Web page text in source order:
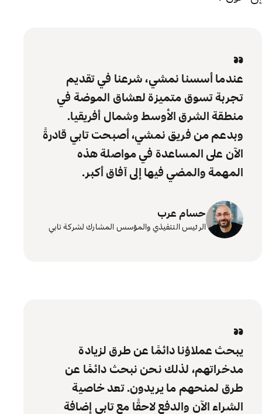
“
عندما أسسنا نمشي، شرعنا في تقديم
تجربة تسوق متميزة لعشاق الموضة في
منطقة الشرق الأوسط وشمال أفريقيا.
وبدعم من فريق نمشي، أصبحت تابي قادرةً
الآن على المساعدة في مواصلة هذه
المهمة والمضي فيها إلى آفاق أكبر.
حسام عرب
الرئيس التنفيذي والمؤسس المشارك لشركة تابي
“
يبحث عملاؤنا دائمًا عن طرق لزيادة
مدخراتهم، لذلك نحن نبحث دائمًا عن
طرق لمنحهم ما يريدون. تعد خاصية
الشراء الآن والدفع لاحقًا مع تابي إضافة